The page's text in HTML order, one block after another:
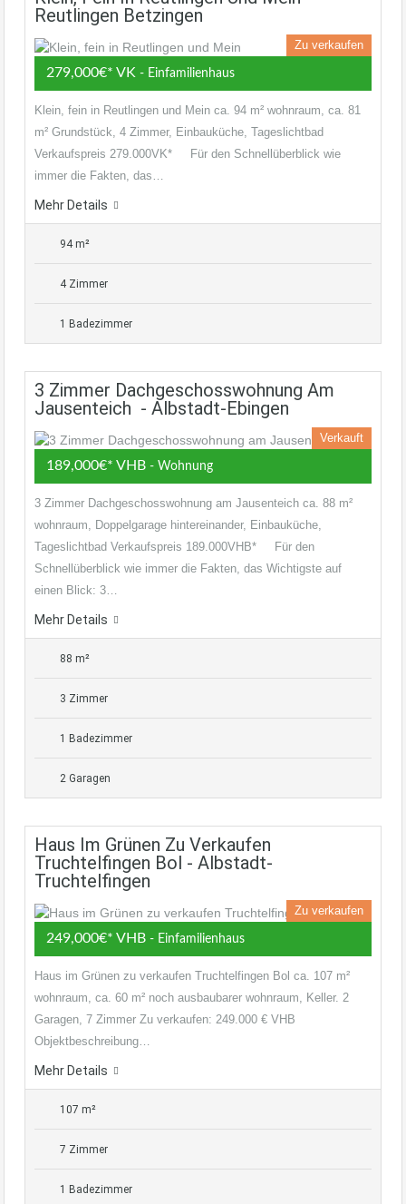
Reutlingen Betzingen
Zu verkaufen
279,000€* VK - Einfamilienhaus
Klein, fein in Reutlingen und Mein ca. 94 m² wohnraum, ca. 81
m² Grundstück, 4 Zimmer, Einbauküche, Tageslichtbad
Verkaufspreis 279.000VK* Für den Schnellüberblick wie
immer die Fakten, das…
Mehr Details
94 m²
4 Zimmer
1 Badezimmer
3 Zimmer Dachgeschosswohnung Am
Jausenteich - Albstadt-Ebingen
Verkauft
189,000€* VHB - Wohnung
3 Zimmer Dachgeschosswohnung am Jausenteich ca. 88 m²
wohnraum, Doppelgarage hintereinander, Einbauküche,
Tageslichtbad Verkaufspreis 189.000VHB* Für den
Schnellüberblick wie immer die Fakten, das Wichtigste auf
einen Blick: 3…
Mehr Details
88 m²
3 Zimmer
1 Badezimmer
2 Garagen
Haus Im Grünen Zu Verkaufen
Truchtelfingen Bol - Albstadt-
Truchtelfingen
Zu verkaufen
249,000€* VHB - Einfamilienhaus
Haus im Grünen zu verkaufen Truchtelfingen Bol ca. 107 m²
wohnraum, ca. 60 m² noch ausbaubarer wohnraum, Keller. 2
Garagen, 7 Zimmer Zu verkaufen: 249.000 € VHB
Objektbeschreibung…
Mehr Details
107 m²
7 Zimmer
1 Badezimmer